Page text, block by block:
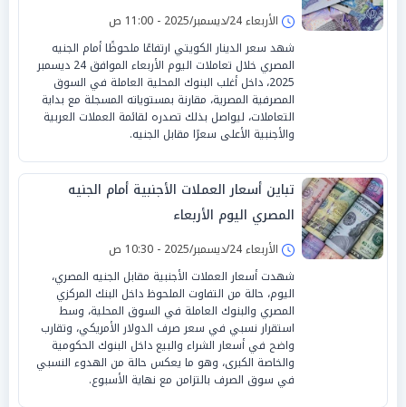
الأربعاء 24/ديسمبر/2025 - 11:00 ص
شهد سعر الدينار الكويتي ارتفاعًا ملحوظًا أمام الجنيه
المصري خلال تعاملات اليوم الأربعاء الموافق 24 ديسمبر
2025، داخل أغلب البنوك المحلية العاملة في السوق
المصرفية المصرية، مقارنة بمستوياته المسجلة مع بداية
التعاملات، ليواصل بذلك تصدره لقائمة العملات العربية
والأجنبية الأعلى سعرًا مقابل الجنيه.
تباين أسعار العملات الأجنبية أمام الجنيه
المصري اليوم الأربعاء
الأربعاء 24/ديسمبر/2025 - 10:30 ص
شهدت أسعار العملات الأجنبية مقابل الجنيه المصري،
اليوم، حالة من التفاوت الملحوظ داخل البنك المركزي
المصري والبنوك العاملة في السوق المحلية، وسط
استقرار نسبي في سعر صرف الدولار الأمريكي، وتقارب
واضح في أسعار الشراء والبيع داخل البنوك الحكومية
والخاصة الكبرى، وهو ما يعكس حالة من الهدوء النسبي
في سوق الصرف بالتزامن مع نهاية الأسبوع.